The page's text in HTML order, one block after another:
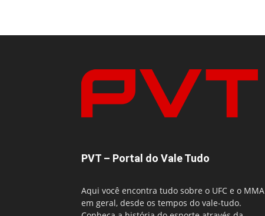
PVT – Portal do Vale Tudo
Aqui você encontra tudo sobre o UFC e o MMA
em geral, desde os tempos do vale-tudo.